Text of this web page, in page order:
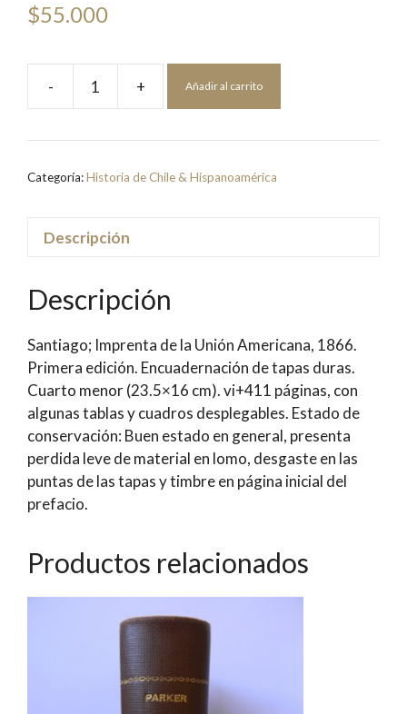
$55.000
-
Recopilación
Leyes,
Supremos
Ejército,
Enero
de
1859
a
Diciembre
de
1865
arreglada
por
José
cantidad
+ Añadir al carrito
Categoría:Historia de Chile & Hispanoamérica
Descripción
Descripción
Santiago; Imprenta de la Unión Americana, 1866.
Primera edición. Encuadernación de tapas duras.
Cuarto menor (23.5×16 cm). vi+411 páginas, con
algunas tablas y cuadros desplegables. Estado de
conservación: Buen estado en general, presenta
perdida leve de material en lomo, desgaste en las
puntas de las tapas y timbre en página inicial del
prefacio.
Productos relacionados